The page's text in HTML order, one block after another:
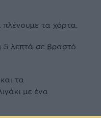
πλένουμε τα χόρτα.
5 λεπτά σε βραστό
τα
με ένα